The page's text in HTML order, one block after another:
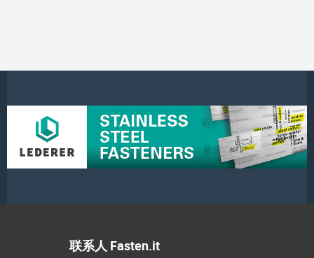
联系人 Fasten.it